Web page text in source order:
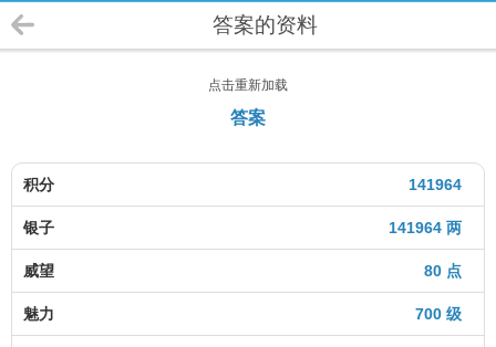
答案的资料
点击重新加载
答案
141964
积分
141964 两
银子
80 点
威望
700 级
魅力